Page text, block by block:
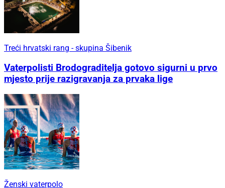
Treći hrvatski rang - skupina Šibenik
Vaterpolisti Brodograditelja gotovo sigurni u prvo
mjesto prije razigravanja za prvaka lige
Ženski vaterpolo